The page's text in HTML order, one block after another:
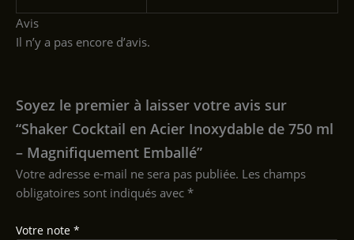
Avis
Il n’y a pas encore d’avis.
Soyez le premier à laisser votre avis sur
“Shaker Cocktail en Acier Inoxydable de 750 ml
– Magnifiquement Emballé”
Votre adresse e-mail ne sera pas publiée. Les champs
obligatoires sont indiqués avec *
Votre note *